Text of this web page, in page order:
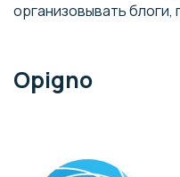
организовывать блоги,
Opigno